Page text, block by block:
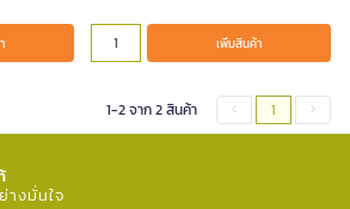
เพิ่มสินค้า
1-2 จาก 2 สินค้า 1
างมั่นใจ​